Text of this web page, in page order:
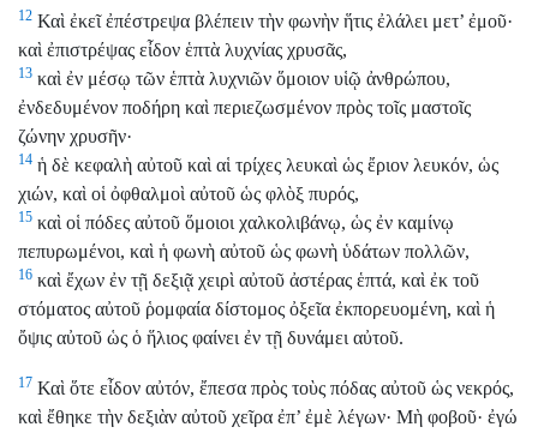
12 Καὶ ἐκεῖ ἐπέστρεψα βλέπειν τὴν φωνὴν ἥτις ἐλάλει μετ’ ἐμοῦ·
καὶ ἐπιστρέψας εἶδον ἑπτὰ λυχνίας χρυσᾶς,
13 καὶ ἐν μέσῳ τῶν ἑπτὰ λυχνιῶν ὅμοιον υἱῷ ἀνθρώπου,
ἐνδεδυμένον ποδήρη καὶ περιεζωσμένον πρὸς τοῖς μαστοῖς
ζώνην χρυσῆν·
14 ἡ δὲ κεφαλὴ αὐτοῦ καὶ αἱ τρίχες λευκαὶ ὡς ἔριον λευκόν, ὡς
χιών, καὶ οἱ ὀφθαλμοὶ αὐτοῦ ὡς φλὸξ πυρός,
15 καὶ οἱ πόδες αὐτοῦ ὅμοιοι χαλκολιβάνῳ, ὡς ἐν καμίνῳ
πεπυρωμένοι, καὶ ἡ φωνὴ αὐτοῦ ὡς φωνὴ ὑδάτων πολλῶν,
16 καὶ ἔχων ἐν τῇ δεξιᾷ χειρὶ αὐτοῦ ἀστέρας ἑπτά, καὶ ἐκ τοῦ
στόματος αὐτοῦ ῥομφαία δίστομος ὀξεῖα ἐκπορευομένη, καὶ ἡ
ὄψις αὐτοῦ ὡς ὁ ἥλιος φαίνει ἐν τῇ δυνάμει αὐτοῦ.
17 Καὶ ὅτε εἶδον αὐτόν, ἔπεσα πρὸς τοὺς πόδας αὐτοῦ ὡς νεκρός,
καὶ ἔθηκε τὴν δεξιὰν αὐτοῦ χεῖρα ἐπ’ ἐμὲ λέγων· Μὴ φοβοῦ· ἐγώ